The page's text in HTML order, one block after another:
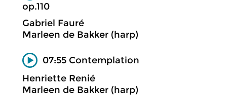
op.110
Gabriel Fauré
Marleen de Bakker (harp)
07:55 Contemplation
Henriette Renié
Marleen de Bakker (harp)